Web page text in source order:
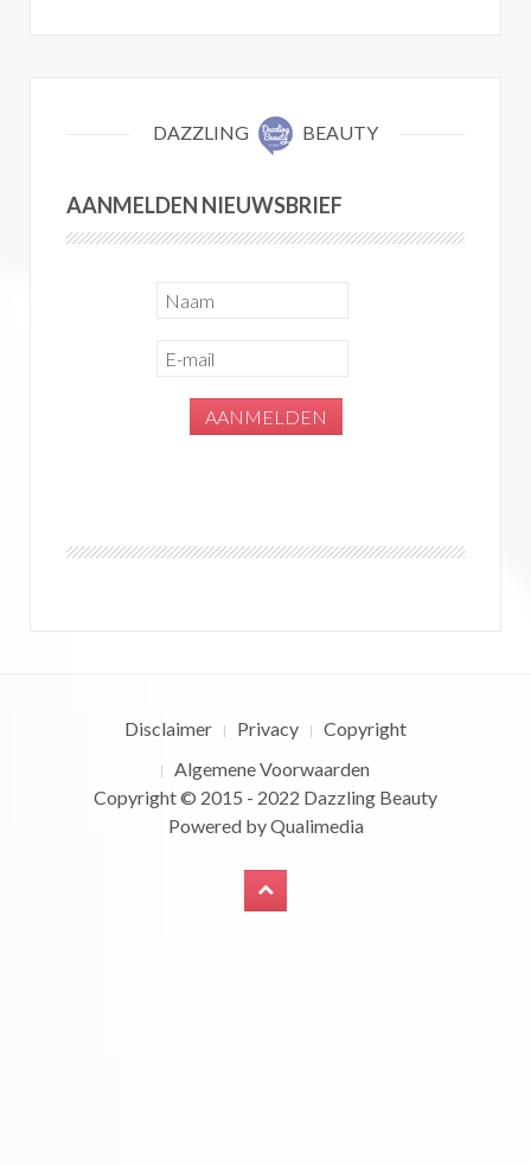
DAZZLING BEAUTY
AANMELDEN NIEUWSBRIEF
Disclaimer Privacy
Copyright
Algemene Voorwaarden
Copyright © 2015 - 2022 Dazzling Beauty
Powered byQualimedia